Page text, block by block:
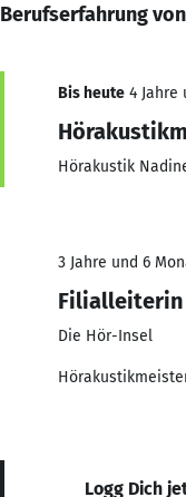
Berufserfahrung
Bis heute 4 Jahre
Hörakustik
3 Jahre und 6
Filialleiterin
Die Hör-Insel
Logg Dich